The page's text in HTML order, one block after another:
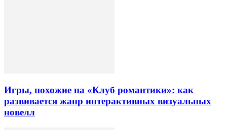
Игры, похожие на «Клуб романтики»: как
развивается жанр интерактивных визуальных
новелл